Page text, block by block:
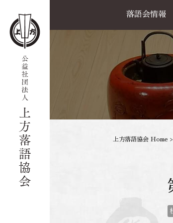
落語会情報
公演一覧
天満天神繁昌亭
喜楽館
島之内寄席
協力事業
上方落語協会 Home >